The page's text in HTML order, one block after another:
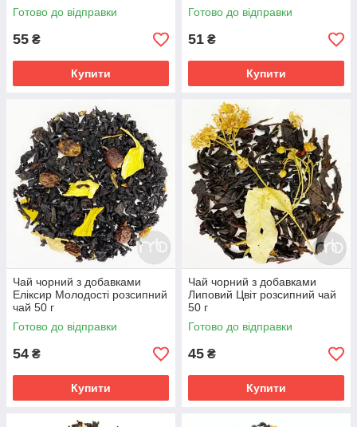
Готово до відправки
55 ₴
Купити
Готово до відправки
51 ₴
Купити
Чай чорний з добавками
Еліксир Молодості розсипний
чай 50 г
Готово до відправки
54 ₴
Купити
Чай чорний з добавками
Липовий Цвіт розсипний чай
50 г
Готово до відправки
45 ₴
Купити